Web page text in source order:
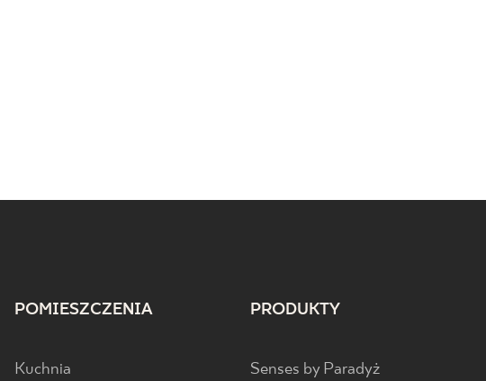
POMIESZCZENIA
Kuchnia
PRODUKTY
Senses by Paradyż